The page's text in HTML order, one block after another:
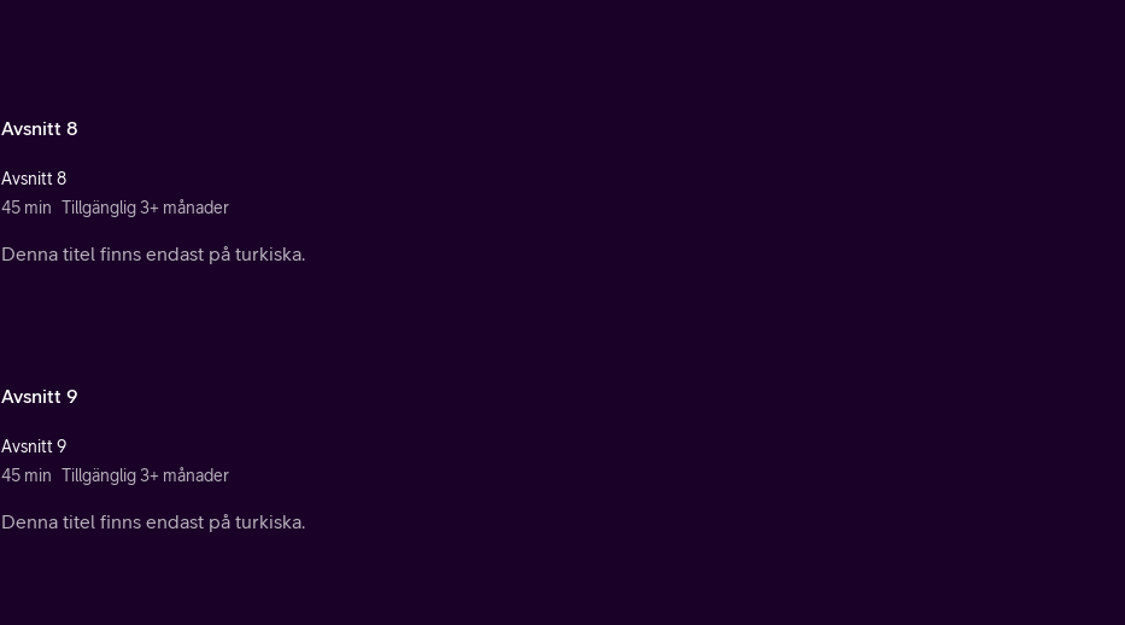
Avsnitt 8
Avsnitt 8
45 min Tillgänglig 3+ månader
Denna titel finns endast på turkiska.
Avsnitt 9
Avsnitt 9
45 min Tillgänglig 3+ månader
Denna titel finns endast på turkiska.